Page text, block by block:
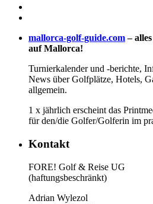
mallorca-golf-guide.com–
auf Mallorca!
Turnierkalender und -berichte,
News über Golfplätze, Hotels,
allgemein.
1 x jährlich erscheint das
für den/die Golfer/Golferin im
Kontakt
FORE! Golf & Reise UG
(haftungsbeschränkt)
Adrian Wylezol